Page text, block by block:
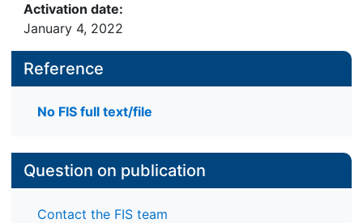
Activation date:
January 4, 2022
Reference
No FIS full text/file
Question on publication
Contact the FIS team